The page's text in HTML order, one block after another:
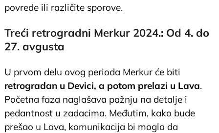
povrede ili različite sporove.
Treći retrogradni Merkur 2024.: Od 4. do
27. avgusta
U prvom delu ovog perioda Merkur će biti
retrogradan u Devici, a potom prelazi u Lava.
Početna faza naglašava pažnju na detalje i
pedantnost u zadacima. Međutim, kako bude
prešao u Lava, komunikacija bi mogla da